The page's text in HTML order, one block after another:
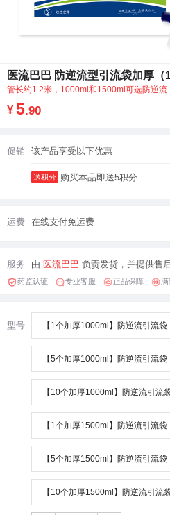
医流巴巴 防逆流型引流袋加厚（
管长约1.2米，1000ml和1500ml可选防逆流
¥ 5.90
促销 该产品享受以下优惠
送积分 购买本品即送5积分
运费 在线支付免运费
服务 由 医流巴巴 负责发货，并提供售
药监认证 专业客服 正品保障 满
型号 【1个加厚1000ml】防逆流引流袋
【5个加厚1000ml】防逆流引流袋
【10个加厚1000ml】防逆流引流
【1个加厚1500ml】防逆流引流袋
【5个加厚1500ml】防逆流引流袋
【10个加厚1500ml】防逆流引流